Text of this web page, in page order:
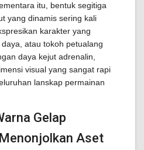
itu, bentuk segitiga
yang dinamis sering kali
karakter yang
atau tokoh petualang
daya kejut adrenalin,
visual yang sangat rapi
lanskap permainan
Gelap
Aset